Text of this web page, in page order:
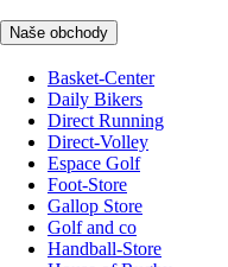
Naše obchody
Basket-Center
Daily Bikers
Direct Running
Direct-Volley
Espace Golf
Foot-Store
Gallop Store
Golf and co
Handball-Store